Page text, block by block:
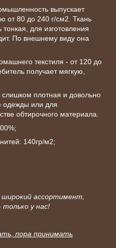
выпускает
от 80 до 240 г/см2 . Ткань
для изготовления
По внешнему виду она
текстиля - от 120 до
получает мягкую,
слишком плотная и довольно
одежды или для
обтирочного материала.
140гр/м2;
ассортимент,
у нас!
пора принимать